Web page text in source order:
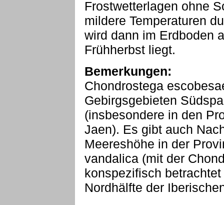
Frostwetterlagen ohne
mildere Temperaturen
wird dann im Erdboden
Frühherbst liegt.
Bemerkungen:
Chondrostega
Gebirgsgebieten
(insbesondere in den
Jaen). Es gibt auch
Meereshöhe in der
vandalica (mit der
konspezifisch
Nordhälfte der